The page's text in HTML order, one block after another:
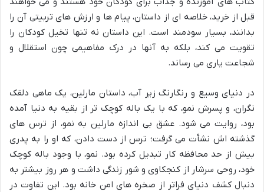
قبل از خرید، خلاصه ای از داستان، پیام ها و ارزش های تربیتی آن را
بدانند، بسیار سودمند است. این داستان نه تنها تخیل کودکان را
تقویت می کند، بلکه به آنها در درک مفاهیمی چون استقلال و
شجاعت یاری می رساند.
در دنیای وسیع و رنگارنگ زیر آب، داستان مارلین، یک ماهی دلقک
نگران، و پسرش نمو، که با یک باله کوچک تر از بقیه به دنیا آمده
بود، روایت می شود. عشق بی اندازه مارلین به نمو، از ترس های
گذشته اش نشأت می گرفت؛ ترس از دست دادن، که او را به پدری
بیش از حد محافظه کار تبدیل کرده بود. نمو، با وجود باله کوچک
خود، روحی سرشار از کنجکاوی و شور زندگی داشت و هر روز بیشتر به
دنبال کشف دنیای فراتر از صخره های امن خانه بود. این تفاوت در